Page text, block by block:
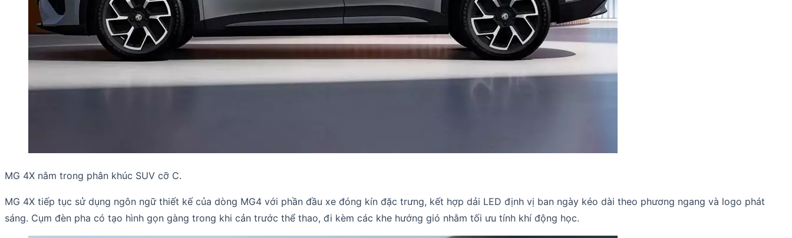
MG 4X nằm trong phân khúc SUV cỡ C.
MG 4X tiếp tục sử dụng ngôn ngữ thiết kế của dòng MG4 với phần đầu xe đóng kín đặc trưng, kết hợp dải LED định vị ban ngày kéo dài theo phương ngang và logo phát
sáng. Cụm đèn pha có tạo hình gọn gàng trong khi cản trước thể thao, đi kèm các khe hướng gió nhằm tối ưu tính khí động học.